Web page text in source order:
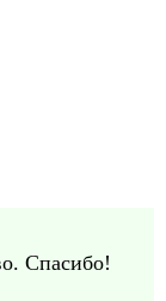
Спасибо!